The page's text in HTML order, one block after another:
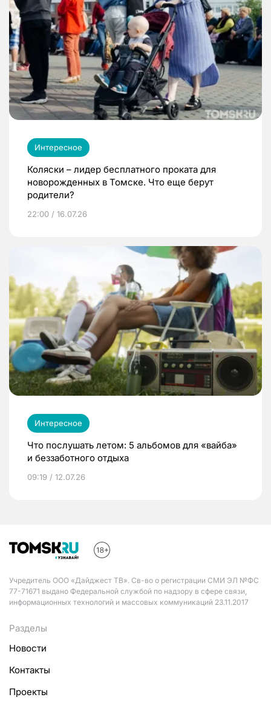
Интересное
Коляски – лидер бесплатного проката для
новорожденных в Томске. Что еще берут
родители?
22:00 / 16.07.26
Интересное
Что послушать летом: 5 альбомов для «вайба»
и беззаботного отдыха
09:19 / 12.07.26
Учредитель ООО «Дайджест ТВ». Св-во о регистрации СМИ ЭЛ №ФС
77-71671 выдано Федеральной службой по надзору в сфере связи,
информационных технологий и массовых коммуникаций 23.11.2017
Разделы
Новости
Контакты
Проекты